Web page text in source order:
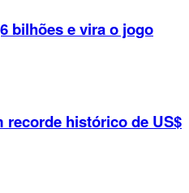
bilhões e vira o jogo
histórico de US$